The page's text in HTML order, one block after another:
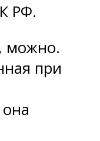
РФ.
можно.
при